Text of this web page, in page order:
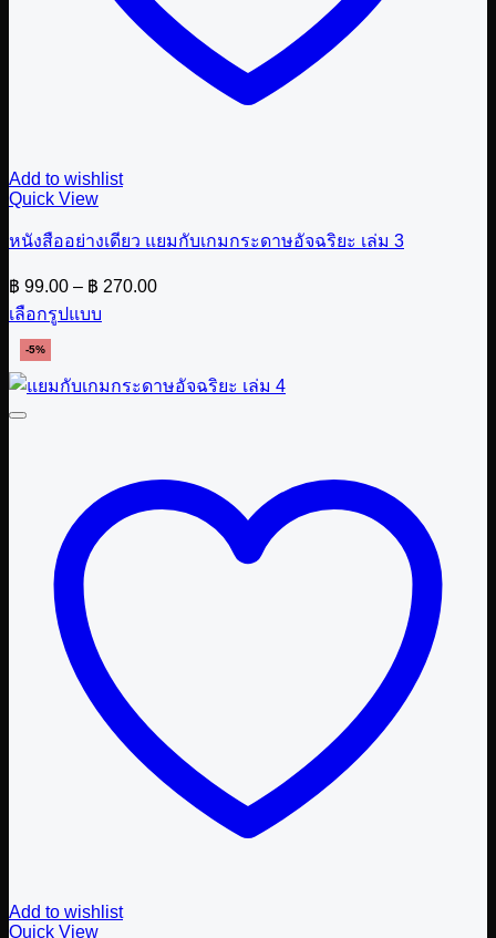
Add to wishlist
Quick View
หนังสืออย่างเดียว แยมกับเกมกระดาษอัจฉริยะ เล่ม 3
฿ 99.00 – ฿ 270.00Price
เลือกรูปแบบ
This
product
has
multiple
variants.
product
-5%
Add to wishlist
Quick View